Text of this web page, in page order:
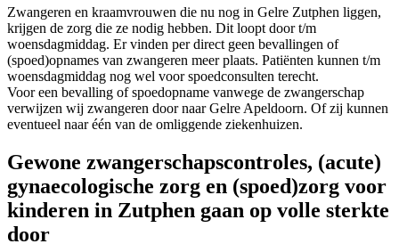
Zwangeren en kraamvrouwen die nu nog in Gelre Zutphen liggen,
krijgen de zorg die ze nodig hebben. Dit loopt door t/m
woensdagmiddag. Er vinden per direct geen bevallingen of
(spoed)opnames van zwangeren meer plaats. Patiënten kunnen t/m
woensdagmiddag nog wel voor spoedconsulten terecht.
Voor een bevalling of spoedopname vanwege de zwangerschap
verwijzen wij zwangeren door naar Gelre Apeldoorn. Of zij kunnen
eventueel naar één van de omliggende ziekenhuizen.
Gewone zwangerschapscontroles, (acute)
gynaecologische zorg en (spoed)zorg voor
kinderen in Zutphen gaan op volle sterkte
door